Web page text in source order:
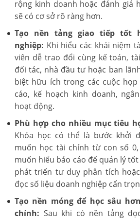
rộng kinh doanh hoặc đánh giá
sẽ có cơ sở rõ ràng hơn.
Tạo nền tảng giao tiếp tốt
nghiệp: Khi hiểu các khái niệm
viên dễ trao đổi cùng kế toán,
đối tác, nhà đầu tư hoặc ban
biệt hữu ích trong các cuộc
cáo, kế hoạch kinh doanh,
hoạt động.
Phù hợp cho nhiều mục tiêu
Khóa học có thể là bước khởi
muốn học tài chính từ con số
muốn hiểu báo cáo để quản lý
phát triển tư duy phân tích
đọc số liệu doanh nghiệp cẩn
Tạo nền móng để học sâu
chính: Sau khi có nền tảng